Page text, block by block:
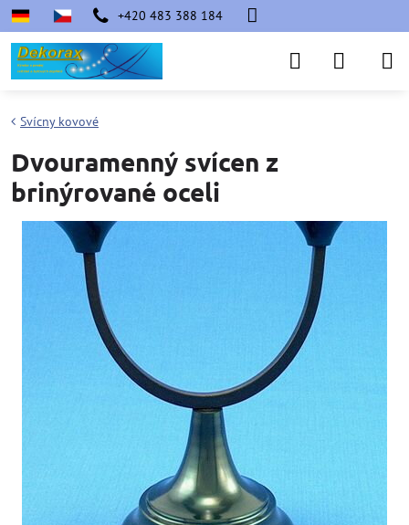
+420 483 388 184
Svícny kovové
Dvouramenný svícen z
brinýrované oceli